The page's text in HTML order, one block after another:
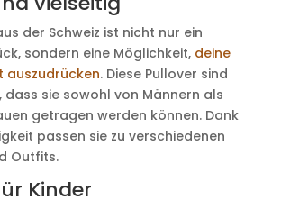
der Schweiz ist nicht nur ein
sondern eine Möglichkeit, deine
auszudrücken. Diese Pullover sind
sie sowohl von Männern als
getragen werden können. Dank
passen sie zu verschiedenen
Outfits.
Kinder